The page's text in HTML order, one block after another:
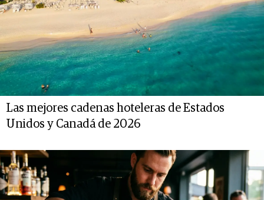
Las mejores cadenas hoteleras de Estados
Unidos y Canadá de 2026